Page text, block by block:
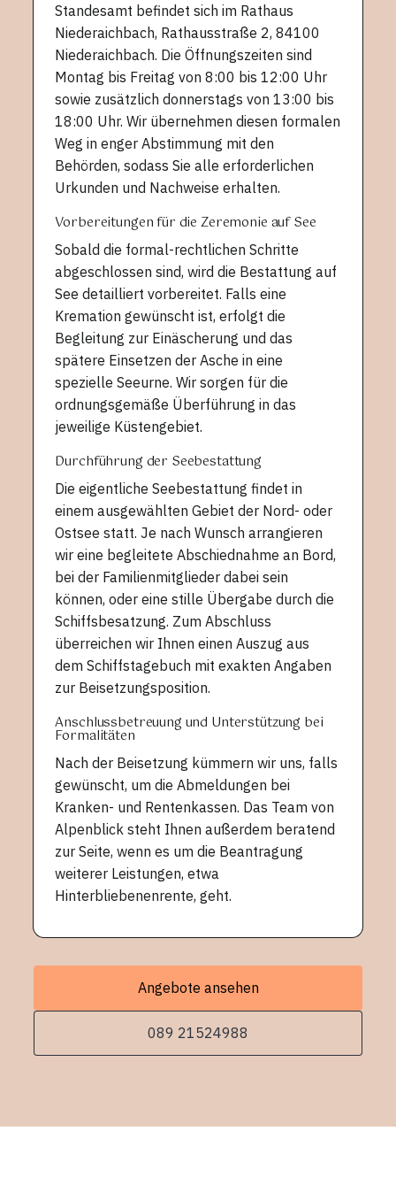
Standesamt befindet sich im Rathaus
Niederaichbach, Rathausstraße 2, 84100
Niederaichbach. Die Öffnungszeiten sind
Montag bis Freitag von 8:00 bis 12:00 Uhr
sowie zusätzlich donnerstags von 13:00 bis
18:00 Uhr. Wir übernehmen diesen formalen
Weg in enger Abstimmung mit den
Behörden, sodass Sie alle erforderlichen
Urkunden und Nachweise erhalten.
Vorbereitungen für die Zeremonie auf See
Sobald die formal-rechtlichen Schritte
abgeschlossen sind, wird die Bestattung auf
See detailliert vorbereitet. Falls eine
Kremation gewünscht ist, erfolgt die
Begleitung zur Einäscherung und das
spätere Einsetzen der Asche in eine
spezielle Seeurne. Wir sorgen für die
ordnungsgemäße Überführung in das
jeweilige Küstengebiet.
Durchführung der Seebestattung
Die eigentliche Seebestattung findet in
einem ausgewählten Gebiet der Nord- oder
Ostsee statt. Je nach Wunsch arrangieren
wir eine begleitete Abschiednahme an Bord,
bei der Familienmitglieder dabei sein
können, oder eine stille Übergabe durch die
Schiffsbesatzung. Zum Abschluss
überreichen wir Ihnen einen Auszug aus
dem Schiffstagebuch mit exakten Angaben
zur Beisetzungsposition.
Anschlussbetreuung und Unterstützung bei
Formalitäten
Nach der Beisetzung kümmern wir uns, falls
gewünscht, um die Abmeldungen bei
Kranken- und Rentenkassen. Das Team von
Alpenblick steht Ihnen außerdem beratend
zur Seite, wenn es um die Beantragung
weiterer Leistungen, etwa
Hinterbliebenenrente, geht.
Angebote ansehen
089 21524988